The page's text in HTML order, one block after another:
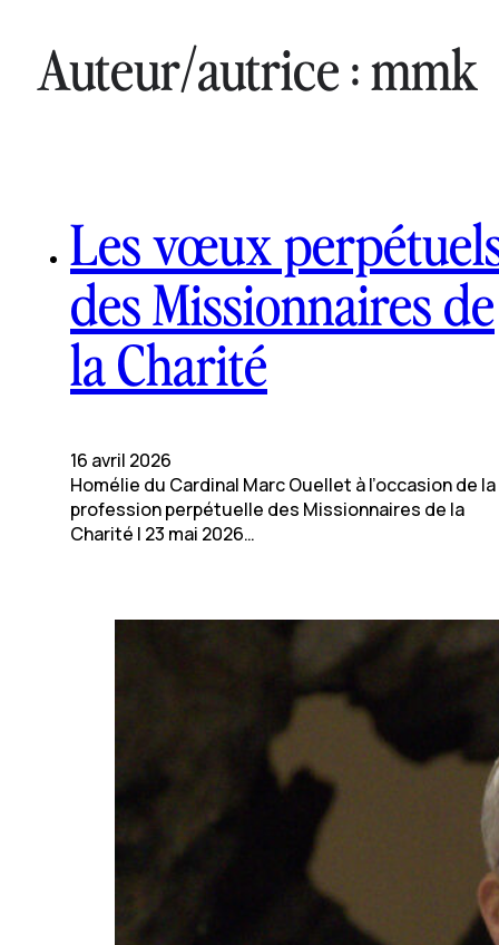
Auteur/autrice :mmk
Les vœux
des Missionnaires de
la Charité
16 avril 2026
Homélie du Cardinal Marc Ouellet à l’occasion de la
profession perpétuelle des Missionnaires de la
Charité | 23 mai 2026…